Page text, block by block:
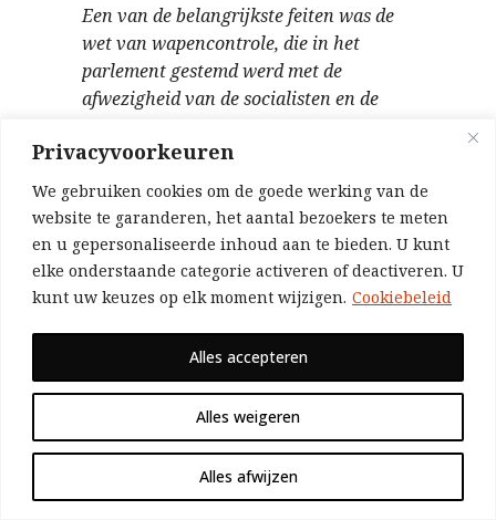
Privacyvoorkeuren
We gebruiken cookies om de goede werking van de
website te garanderen, het aantal bezoekers te meten
en u gepersonaliseerde inhoud aan te bieden. U kunt
elke onderstaande categorie activeren of deactiveren. U
kunt uw keuzes op elk moment wijzigen. Cookiebeleid
Alles weigeren
Alles afwijzen
Alles accepteren
Een van de belangrijkste feiten was de
wet van wapencontrole, die in het
parlement gestemd werd met de
afwezigheid van de socialisten en de
weg om zogezegd niet mee te moeten
doen, maar daarmee gaven ze wel een
cadeau aan de burgerij. Dat was het
vertrekpunt van het Chileense drama.
De militairen begonnen alle bewapening
van de arbeiders te controleren. Toch
voor de socialistische regering. Er was
een rechtse samenzwering van
officieren, en die is gestopt door de
matrozen. En wat deed de regering? Ze
strafte die matrozen! Veel van hen zaten